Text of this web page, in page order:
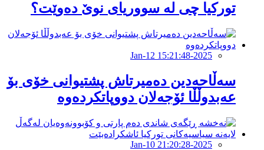
توركیا چی لە سووریای نوێ دەوێت؟
2025-Jan-12 15:21:48
سەڵاحەدین دەمیرتاش پشتیوانی خۆی بۆ
عەبدوڵڵا ئۆجەلان دووپاتکردەوە
2025-Jan-10 21:20:28